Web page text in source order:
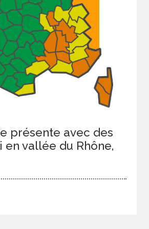
présente avec des
vallée du Rhône,